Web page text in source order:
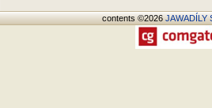
contents ©2026JAWADÍLY